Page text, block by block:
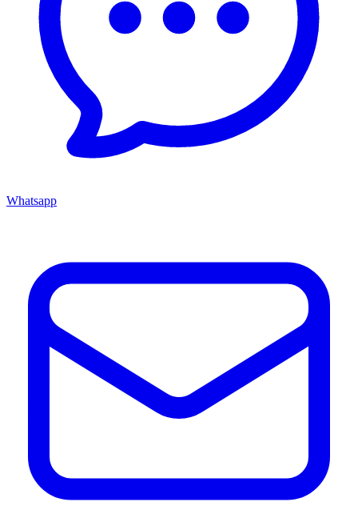
Whatsapp